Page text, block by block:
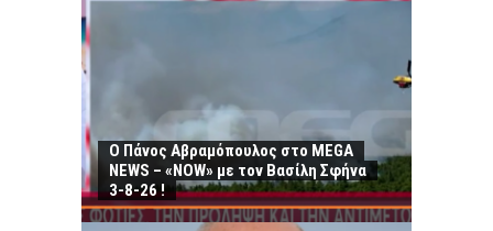
Ο Πάνος Αβραμόπουλος στο MEGA
NEWS – «NOW» με τον Βασίλη Σφήνα
3-8-26 !